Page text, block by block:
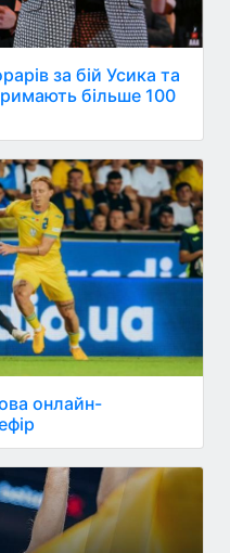
за бій Усика та
більше 100
онлайн-